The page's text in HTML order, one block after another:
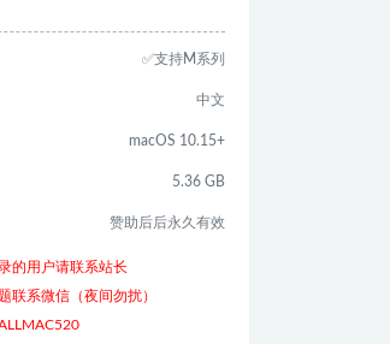
✅支持M系列
中文
macOS 10.15+
5.36 GB
赞助后后永久有效
的用户请联系站长
联系微信（夜间勿扰）